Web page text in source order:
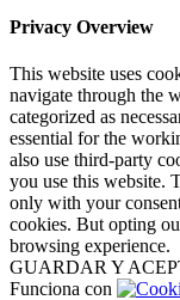
Privacy Overview
This website uses
navigate through the
categorized as
essential for the
also use third-party
you use this website.
only with your
cookies. But opting
browsing experience.
GUARDAR Y
Funciona con